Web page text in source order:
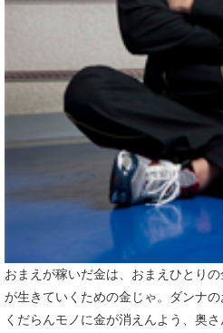
おまえが稼いだ金は、おまえひとり
が生きていくための金じゃ。ダンナの
くだらんモノに金が消えんよう、奥